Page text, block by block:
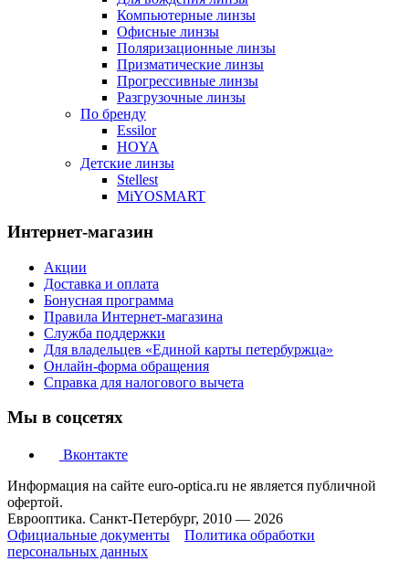
Компьютерные линзы
Офисные линзы
Поляризационные линзы
Призматические линзы
Прогрессивные линзы
Разгрузочные линзы
По бренду
Essilor
HOYA
Детские линзы
Stellest
MiYOSMART
Интернет-магазин
Акции
Доставка и оплата
Бонусная программа
Правила Интернет-магазина
Служба поддержки
Для владельцев «Единой карты петербуржца»
Онлайн-форма обращения
Справка для налогового вычета
Мы в соцсетях
Вконтакте
Информация на сайте euro-optica.ru не является публичной
офертой.
Еврооптика. Санкт-Петербург, 2010 — 2026
Официальные документы
Политика обработки
персональных данных